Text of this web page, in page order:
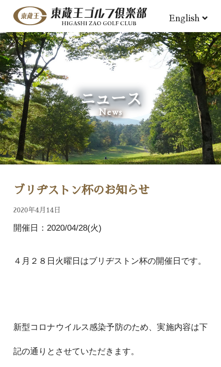
English
ニュース
News
ブリヂストン杯のお知らせ
2020年4月14日
開催日：2020/04/28(火)
４月２８日火曜日はブリヂストン杯の開催日です。
新型コロナウイルス感染予防のため、実施内容は下
記の通りとさせていただきます。